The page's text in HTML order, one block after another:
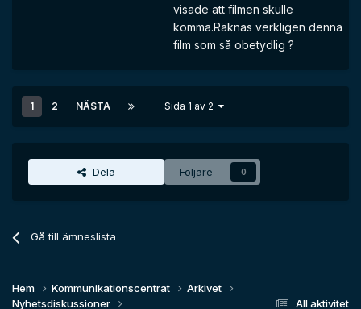
visade att filmen skulle
komma.Räknas verkligen denna
film som så obetydlig ?
1 2 NÄSTA Sida 1 av 2
Dela Följare 0
Gå till ämneslista
All aktivitet
Hem Kommunikationscentrat
Arkivet
Nyhetsdiskussioner